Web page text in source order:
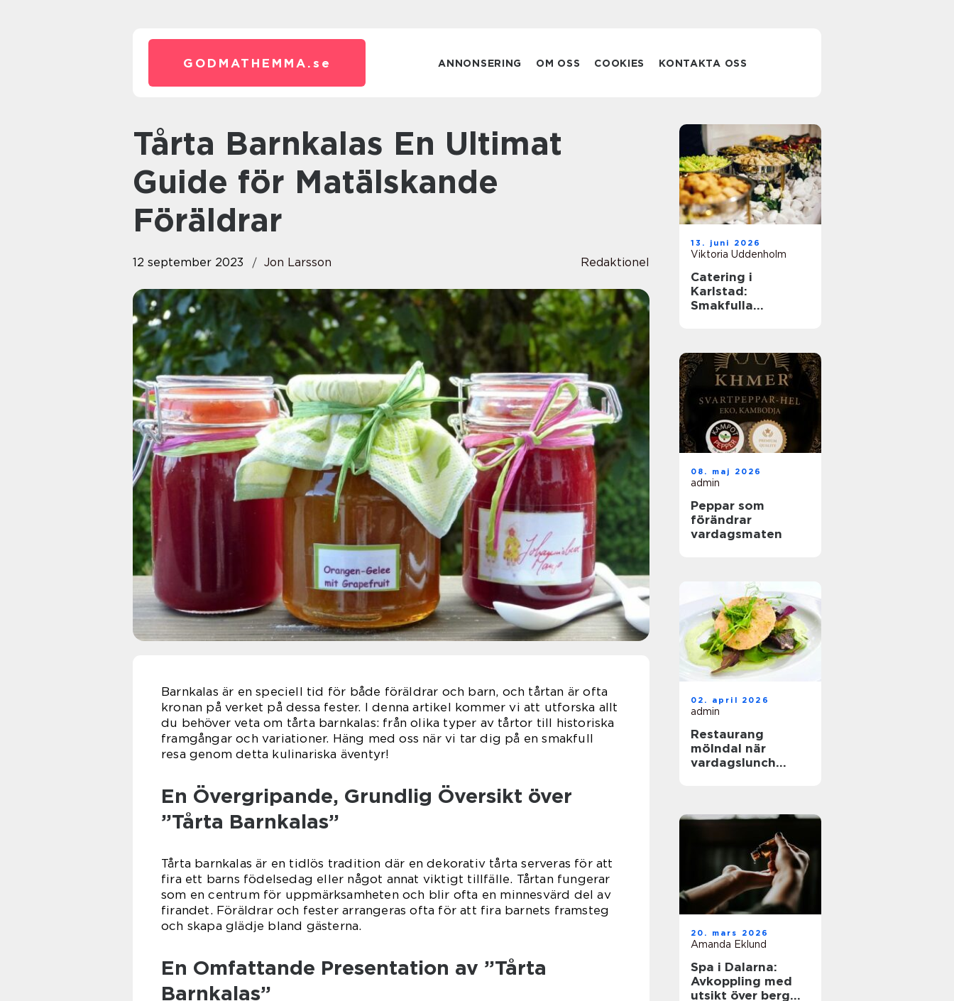
GODMATHEMMA. se ANNONSERING OM OSS COOKIES KONTAKTA OSS
Tårta Barnkalas En Ultimat
Guide för Matälskande
Föräldrar
12 september 2023 Jon Larsson Redaktionel
Barnkalas är en speciell tid för både föräldrar och barn, och tårtan är ofta
kronan på verket på dessa fester. I denna artikel kommer vi att utforska allt
du behöver veta om tårta barnkalas: från olika typer av tårtor till historiska
framgångar och variationer. Häng med oss när vi tar dig på en smakfull
resa genom detta kulinariska äventyr!
En Övergripande, Grundlig Översikt över
”Tårta Barnkalas”
Tårta barnkalas är en tidlös tradition där en dekorativ tårta serveras för att
fira ett barns födelsedag eller något annat viktigt tillfälle. Tårtan fungerar
som en centrum för uppmärksamheten och blir ofta en minnesvärd del av
firandet. Föräldrar och fester arrangeras ofta för att fira barnets framsteg
och skapa glädje bland gästerna.
En Omfattande Presentation av ”Tårta
Barnkalas”
13. juni 2026
Viktoria Uddenholm
Catering i
Karlstad:
Smakfulla
08. maj 2026
admin
Peppar som
förändrar
vardagsmaten
02. april 2026
admin
Restaurang
mölndal när
vardagslunch
20. mars 2026
Amanda Eklund
Spa i Dalarna:
Avkoppling med
utsikt över berg